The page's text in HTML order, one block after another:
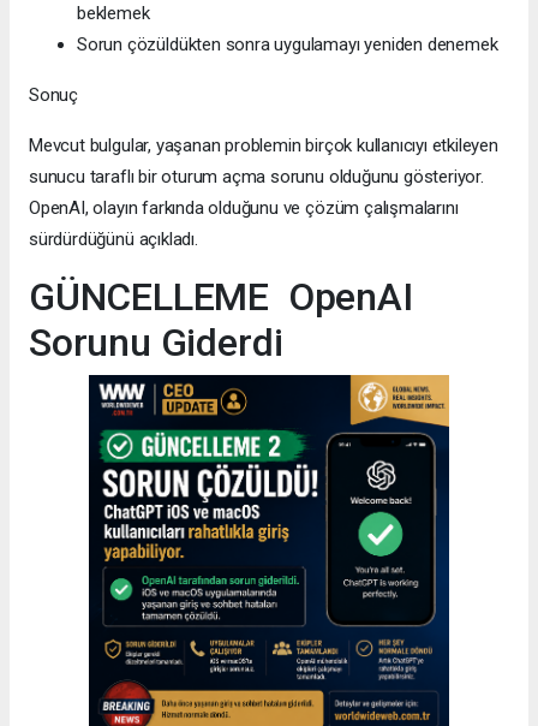
beklemek
Sorun çözüldükten sonra uygulamayı yeniden denemek
Sonuç
Mevcut bulgular, yaşanan problemin birçok kullanıcıyı etkileyen
sunucu taraflı bir oturum açma sorunu olduğunu gösteriyor.
OpenAI, olayın farkında olduğunu ve çözüm çalışmalarını
sürdürdüğünü açıkladı.
GÜNCELLEME OpenAI
Sorunu Giderdi